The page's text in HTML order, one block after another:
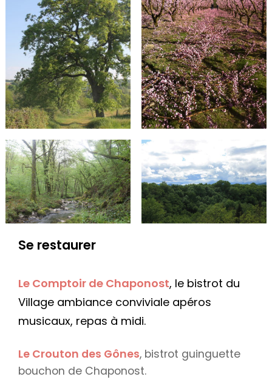
Se restaurer
Le Comptoir de Chaponost, le bistrot du
Village ambiance conviviale apéros
musicaux, repas à midi.
Le Crouton des Gônes, bistrot guinguette
bouchon de Chaponost.